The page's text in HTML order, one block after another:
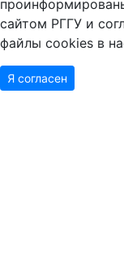
сайтом РГГУ и
файлы cookies в
Я согласен